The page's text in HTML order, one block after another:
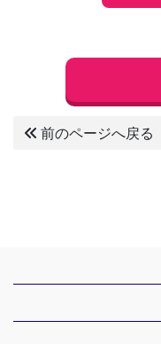
前のページへ戻る